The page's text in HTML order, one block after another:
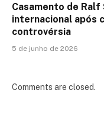
Casamento de Ralf
internacional após
controvérsia
5 de junho de 2026
Comments are closed.